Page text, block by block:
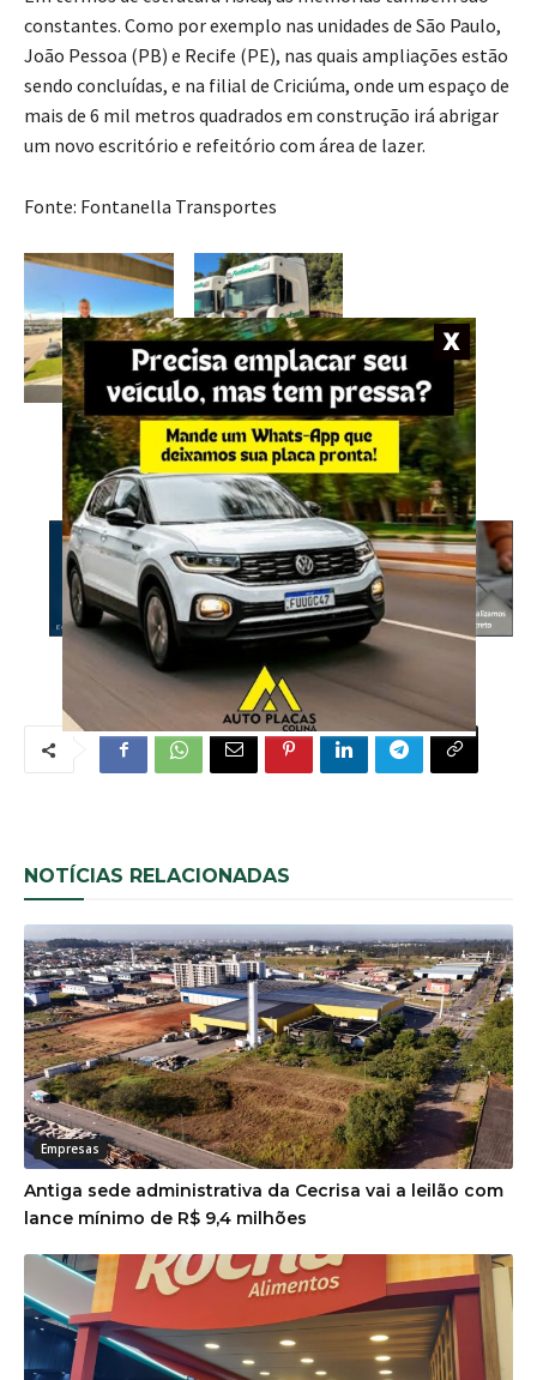
constantes. Como por exemplo nas unidades de São Paulo,
João Pessoa (PB) e Recife (PE), nas quais ampliações estão
sendo concluídas, e na filial de Criciúma, onde um espaço de
mais de 6 mil metros quadrados em construção irá abrigar
um novo escritório e refeitório com área de lazer.
Fonte: Fontanella Transportes
- Anúncio -
NOTÍCIAS RELACIONADAS
Empresas
Antiga sede administrativa da Cecrisa vai a leilão com
lance mínimo de R$ 9,4 milhões